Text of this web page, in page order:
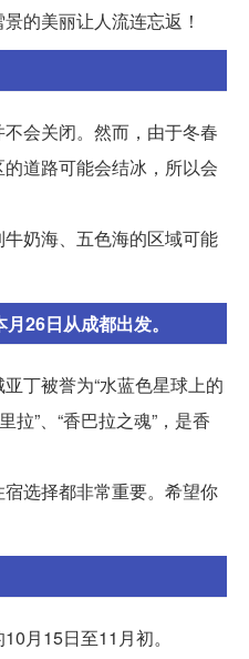
的美丽让人流连忘返！
会关闭。然而，由于冬春
道路可能会结冰，所以会
奶海、五色海的区域可能
26日从成都出发。
丁被誉为“水蓝色星球上的
拉”、“香巴拉之魂”，是香
选择都非常重要。希望你
月15日至11月初。